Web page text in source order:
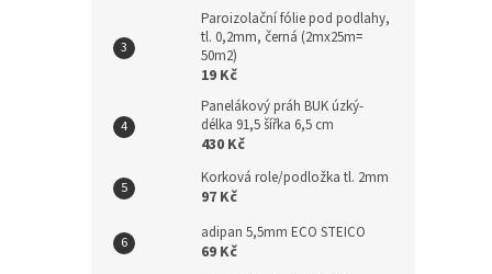
Paroizolační fólie pod podlahy,
tl. 0,2mm, černá (2mx25m=
50m2)
19 Kč
Panelákový práh BUK úzký-
délka 91,5 šířka 6,5 cm
430 Kč
Korková role/podložka tl. 2mm
97 Kč
adipan 5,5mm ECO STEICO
69 Kč